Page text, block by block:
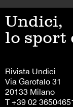
Undici,
lo sport
Rivista Undici
Via Garofalo 31
20133 Milano
T +39 02